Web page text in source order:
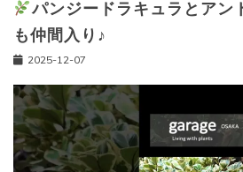
パンジードラキュラとアン
も仲間入り♪
2025-12-07